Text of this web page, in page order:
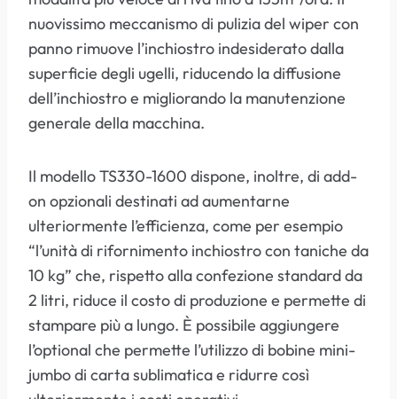
nuovissimo meccanismo di pulizia del wiper con
panno rimuove l’inchiostro indesiderato dalla
superficie degli ugelli, riducendo la diffusione
dell’inchiostro e migliorando la manutenzione
generale della macchina.
Il modello TS330-1600 dispone, inoltre, di add-
on opzionali destinati ad aumentarne
ulteriormente l’efficienza, come per esempio
“l’unità di rifornimento inchiostro con taniche da
10 kg” che, rispetto alla confezione standard da
2 litri, riduce il costo di produzione e permette di
stampare più a lungo. È possibile aggiungere
l’optional che permette l’utilizzo di bobine mini-
jumbo di carta sublimatica e ridurre così